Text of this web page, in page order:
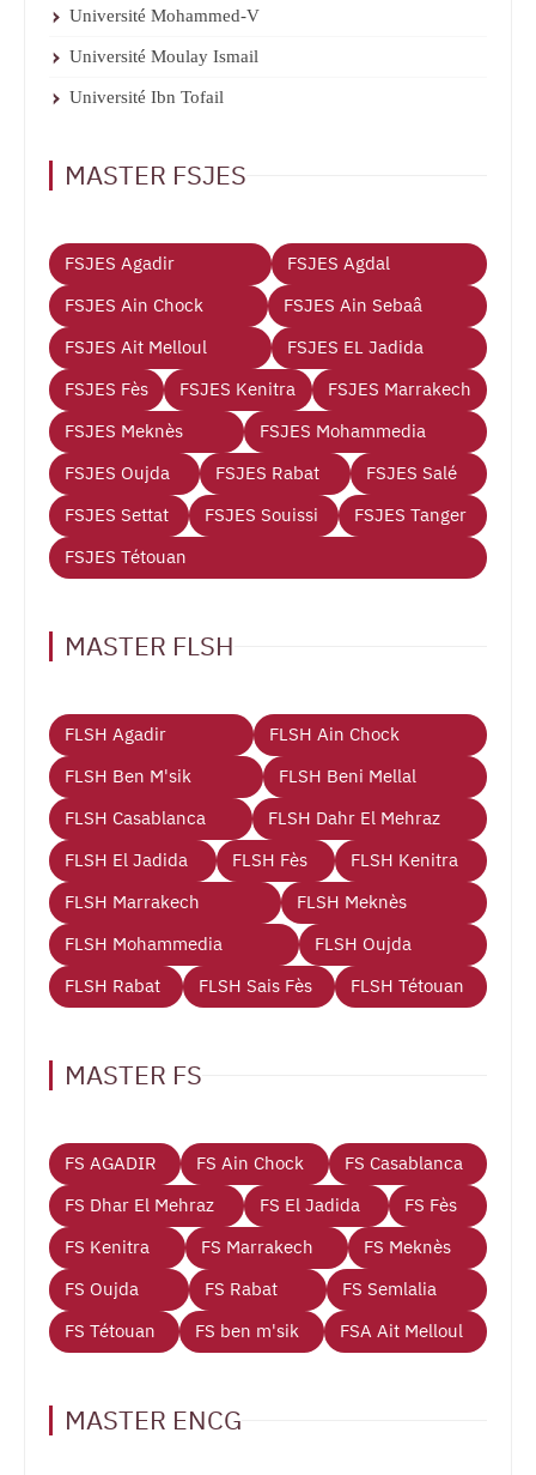
Université Mohammed-V
Université Moulay Ismail
Université Ibn Tofail
MASTER FSJES
FSJES Agadir
FSJES Agdal
FSJES Ain Chock
FSJES Ain Sebaâ
FSJES Ait Melloul
FSJES EL Jadida
FSJES Fès
FSJES Kenitra
FSJES Marrakech
FSJES Meknès
FSJES Mohammedia
FSJES Oujda
FSJES Rabat
FSJES Salé
FSJES Settat
FSJES Souissi
FSJES Tanger
FSJES Tétouan
MASTER FLSH
FLSH Agadir
FLSH Ain Chock
FLSH Ben M'sik
FLSH Beni Mellal
FLSH Casablanca
FLSH Dahr El Mehraz
FLSH El Jadida
FLSH Fès
FLSH Kenitra
FLSH Marrakech
FLSH Meknès
FLSH Mohammedia
FLSH Oujda
FLSH Rabat
FLSH Sais Fès FLSH Tétouan
MASTER FS
FS AGADIR FS Ain Chock
FS Casablanca
FS Dhar El Mehraz
FS El Jadida
FS Fès
FS Kenitra
FS Marrakech
FS Meknès
FS Oujda
FS Rabat
FS Semlalia
FS Tétouan
FS ben m'sik FSA Ait Melloul
MASTER ENCG